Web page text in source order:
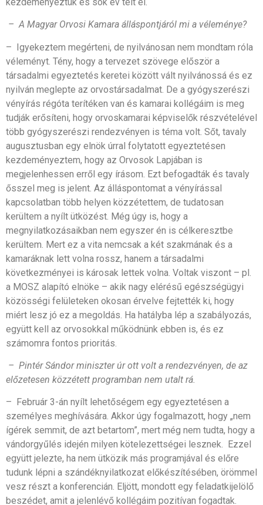
– A Magyar Orvosi Kamara álláspontjáról mi a véleménye?
– Igyekeztem megérteni, de nyilvánosan nem mondtam róla
véleményt. Tény, hogy a tervezet szövege először a
társadalmi egyeztetés keretei között vált nyilvánossá és ez
nyilván meglepte az orvostársadalmat. De a gyógyszerészi
vényírás régóta terítéken van és kamarai kollégáim is meg
tudják erősíteni, hogy orvoskamarai képviselők részvételével
több gyógyszerészi rendezvényen is téma volt. Sőt, tavaly
augusztusban egy elnök úrral folytatott egyeztetésen
kezdeményeztem, hogy az Orvosok Lapjában is
megjelenhessen erről egy írásom. Ezt befogadták és tavaly
ősszel meg is jelent. Az álláspontomat a vényírással
kapcsolatban több helyen közzétettem, de tudatosan
kerültem a nyílt ütközést. Még úgy is, hogy a
megnyilatkozásaikban nem egyszer én is célkeresztbe
kerültem. Mert ez a vita nemcsak a két szakmának és a
kamaráknak lett volna rossz, hanem a társadalmi
következményei is károsak lettek volna. Voltak viszont – pl.
a MOSZ alapító elnöke – akik nagy elérésű egészségügyi
közösségi felületeken okosan érvelve fejtették ki, hogy
miért lesz jó ez a megoldás. Ha hatályba lép a szabályozás,
együtt kell az orvosokkal működnünk ebben is, és ez
számomra fontos prioritás.
– Pintér Sándor miniszter úr ott volt a rendezvényen, de az
előzetesen közzétett programban nem utalt rá.
– Február 3-án nyílt lehetőségem egy egyeztetésen a
személyes meghívására. Akkor úgy fogalmazott, hogy „nem
ígérek semmit, de azt betartom”, mert még nem tudta, hogy a
vándorgyűlés idején milyen kötelezettségei lesznek. Ezzel
együtt jelezte, ha nem ütközik más programjával és előre
tudunk lépni a szándéknyilatkozat előkészítésében, örömmel
vesz részt a konferencián. Eljött, mondott egy feladatkijelölő
beszédet, amit a jelenlévő kollégáim pozitívan fogadtak.